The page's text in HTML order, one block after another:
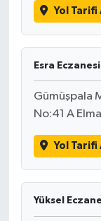
Yol Tarifi
Esra Eczanesi
Gümüşpala
No:41 A
Yol Tarifi
Yüksel